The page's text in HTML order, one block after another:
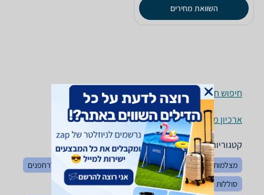
השוואת מחירים
חיפוש חנויות מצלמות אקסטרים לפי עיר
ארכיון מוצרים
קטגוריות משלימות
מצלמות הדפסת תמונות דיגיטליות רחפנים
אביזרים לרחפנים
סוללות למצלמות
מצלמות אבטחה
תיקים למצלמות